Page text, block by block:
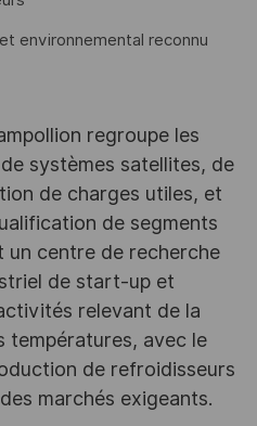
environnemental reconnu
regroupe les
systèmes satellites, de
de charges utiles, et
de segments
un centre de recherche
de start-up et
relevant de la
températures, avec le
de refroidisseurs
marchés exigeants.